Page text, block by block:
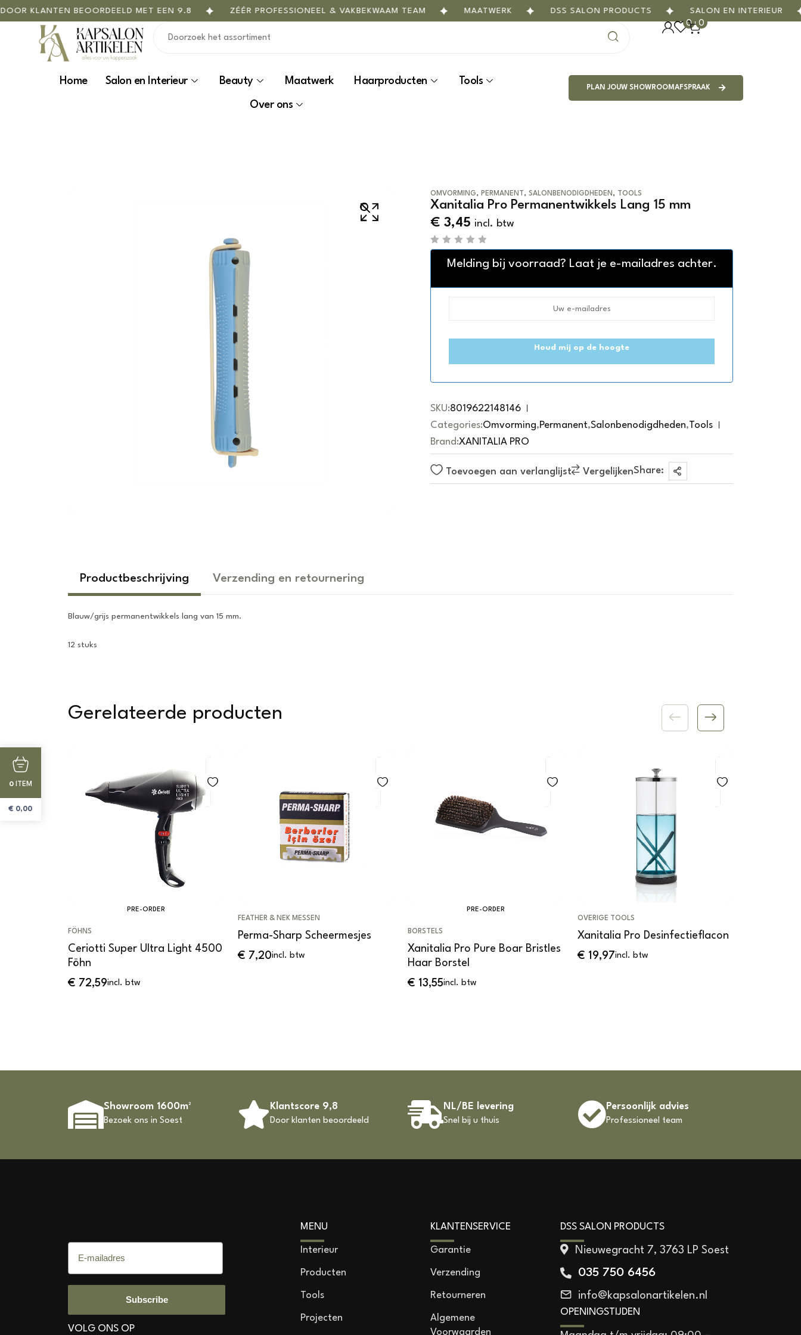
KLANTEN BEOORDEELD MET EEN 9.8 ZÉÉR PROFESSIONEEL & VAKBEKWAAM TEAM MAATWERK DSS SALON PRODUCTS SALON EN INTERIEUR
0 0
Home Salon en Interieur Beauty Maatwerk Haarproducten Tools
Over ons
PLAN JOUW SHOWROOMAFSPRAAK
OMVORMING, PERMANENT, SALONBENODIGDHEDEN , TOOLS
Xanitalia Pro Permanentwikkels Lang 15 mm
€ 3,45 incl. btw
R
Melding bij voorraad? Laat je e-mailadres achter.
Houd mij op de hoogte
SKU:8019622148146
Categories:Omvorming,Permanent,Salonbenodigdheden,Tools
Brand:XANITALIA PRO
Toevoegen aan verlanglijst VergelijkenShare:
Productbeschrijving Verzending en retournering
Blauw/grijs permanentwikkels lang van 15 mm.
12 stuks
Gerelateerde producten
PRE-ORDER
FÖHNS
Ceriotti Super Ultra Light 4500
Föhn
€ 72,59incl. btw
FEATHER & NEK MESSEN
Perma-Sharp Scheermesjes
€ 7,20incl. btw
PRE-ORDER
BORSTELS
Xanitalia Pro Pure Boar Bristles
Haar Borstel
€ 13,55incl. btw
OVERIGE TOOLS
Xanitalia Pro Desinfectieflacon
€ 19,97incl. btw
Showroom 1600m²
Bezoek ons in Soest
Klantscore 9,8
Door klanten beoordeeld
NL/BE levering
Snel bij u thuis
Persoonlijk advies
Professioneel team
E-mailadres
Subscribe
VOLG ONS OP
MENU
Interieur
Producten
Tools
Projecten
KLANTENSERVICE
Garantie
Verzending
Retourneren
Algemene
Voorwaarden
DSS SALON PRODUCTS
Nieuwegracht 7, 3763 LP Soest
035 750 6456
info@kapsalonartikelen.nl
OPENINGSTIJDEN
0 ITEM
€ 0,00